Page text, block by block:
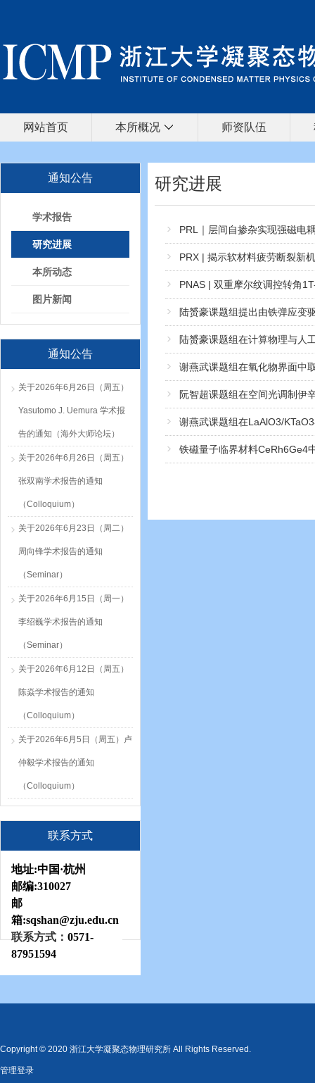
网站首页 本所概况 师资队伍
通知公告
学术报告
研究进展
本所动态
图片新闻
通知公告
关于2026年6月26日（周五）
Yasutomo J. Uemura 学术报
告的通知（海外大师论坛）
关于2026年6月26日（周五）
张双南学术报告的通知
（Colloquium）
关于2026年6月23日（周二）
周向锋学术报告的通知
（Seminar）
关于2026年6月15日（周一）
李绍巍学术报告的通知
（Seminar）
关于2026年6月12日（周五）
陈焱学术报告的通知
（Colloquium）
关于2026年6月5日（周五）卢
仲毅学术报告的通知
（Colloquium）
联系方式
地址:中国·杭州
邮编:310027
邮
箱:sqshan@zju.edu.cn
联系方式： 0571-
87951594
研究进展
PRL｜层间自掺杂实现强磁电
PRX | 揭示软材料疲劳断裂新
PNAS | 双重摩尔纹调控转角
陆赟豪课题组提出由铁弹应变
陆赟豪课题组在计算物理与人
谢燕武课题组在氧化物界面中
阮智超课题组在空间光调制伊
谢燕武课题组在LaAlO3/
铁磁量子临界材料CeRh6Ge4
Copyright © 2020 浙江大学凝聚态物理研究所 All Rights Reserved.
管理登录